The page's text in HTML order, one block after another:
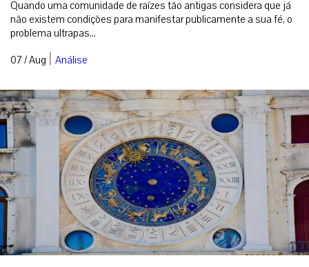
Quando uma comunidade de raízes tão antigas considera que já
não existem condições para manifestar publicamente a sua fé, o
problema ultrapas...
07 / Aug | Análise